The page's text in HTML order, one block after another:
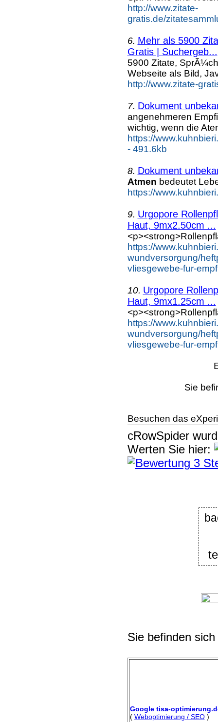
http://www.zitate-
gratis.de/
6. Mehr als 5900
Gratis | Suchergeb...
5900 Zitate,
Webseite als Bild,
http://www.zitate-
7. Dokument
angenehmeren
wichtig, wenn die
https://
- 491.6kb
8. Dokument
Atmen bedeutet
https://
9. Urgopore
Haut, 9mx2.50cm ...
https://
wundversorgung/
vliesgewebe-fur-
10. Urgopore
Haut, 9mx1.25cm ...
https://
wundversorgung/
vliesgewebe-fur-
Sie
Besuchen das
cRowSpider
Werten Sie hier:
Sie befinden
Google tisa-
( Weboptimierung / SEO)